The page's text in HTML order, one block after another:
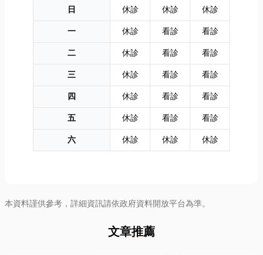
日
休診 休診
休診
一
休診 看診
看診
二
休診 看診
看診
三
休診 看診
看診
四
休診 看診
看診
五
休診 看診
看診
六
休診 休診 休診
本資料謹供參考，詳細資訊請依政府資料開放平台為準。
文章推薦